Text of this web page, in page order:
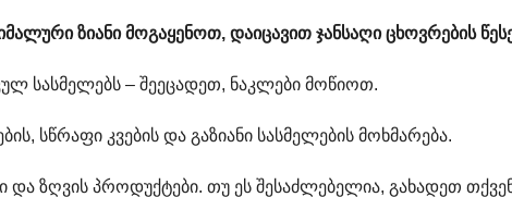
ზიანი მოგაყენოთ, დაიცავით ჯანსაღი ცხოვრების
სასმელებს – შეეცადეთ, ნაკლები მოწიოთ.
სწრაფი კვების და გაზიანი სასმელების მოხმარება.
და ზღვის პროდუქტები. თუ ეს შესაძლებელია, გახადეთ